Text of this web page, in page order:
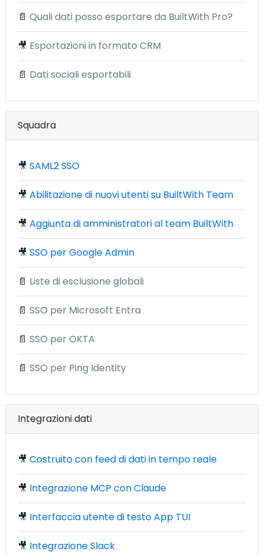
📄 Quali dati posso esportare da BuiltWith Pro?
🎥 Esportazioni in formato CRM
📄 Dati sociali esportabili
Squadra
🎥 SAML2 SSO
🎥 Abilitazione di nuovi utenti su BuiltWith Team
🎥 Aggiunta di amministratori al team BuiltWith
🎥 SSO per Google Admin
📄 Liste di esclusione globali
📄 SSO per Microsoft Entra
📄 SSO per OKTA
📄 SSO per Ping Identity
Integrazioni dati
🎥 Costruito con feed di dati in tempo reale
🎥 Integrazione MCP con Claude
🎥 Interfaccia utente di testo App TUI
🎥 Integrazione Slack